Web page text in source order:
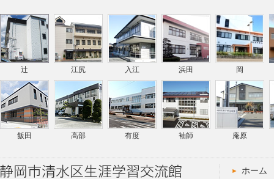
辻 江尻 入江 浜田 岡
飯田 高部 有度 袖師 庵原
ホーム